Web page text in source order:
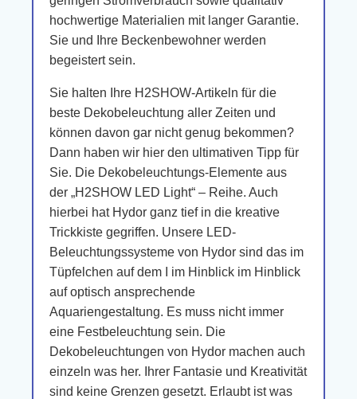
hochwertige Materialien mit langer Garantie.
Sie und Ihre Beckenbewohner werden
begeistert sein.
Sie halten Ihre H2SHOW-Artikeln für die
beste Dekobeleuchtung aller Zeiten und
können davon gar nicht genug bekommen?
Dann haben wir hier den ultimativen Tipp für
Sie. Die Dekobeleuchtungs-Elemente aus
der „H2SHOW LED Light“ – Reihe. Auch
hierbei hat Hydor ganz tief in die kreative
Trickkiste gegriffen. Unsere LED-
Beleuchtungssysteme von Hydor sind das im
Tüpfelchen auf dem I im Hinblick im Hinblick
auf optisch ansprechende
Aquariengestaltung. Es muss nicht immer
eine Festbeleuchtung sein. Die
Dekobeleuchtungen von Hydor machen auch
einzeln was her. Ihrer Fantasie und Kreativität
sind keine Grenzen gesetzt. Erlaubt ist was